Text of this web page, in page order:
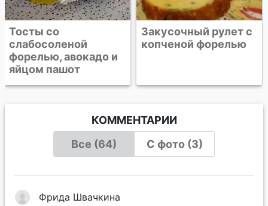
Тосты со
слабосоленой
форелью, авокадо и
яйцом пашот
Закусочный рулет с
копченой форелью
КОММЕНТАРИИ
Все (64)
С фото (3)
Фрида Швачкина